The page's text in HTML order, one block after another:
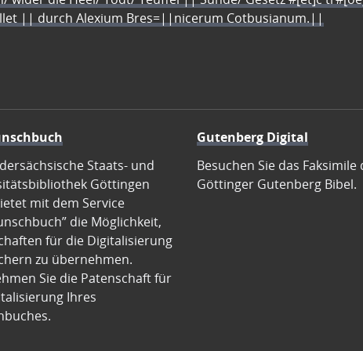
|| durch Alexium Bres=||nicerum Cotbusianum.||
Staats- und
Göttingen
mit dem Service
die Möglichkeit,
für die Digitalisierung
zu übernehmen.
Sie die Patenschaft für
Ihres
Gutenberg Digital
Besuchen Sie das Faksimile
Göttinger Gutenberg Bibel.